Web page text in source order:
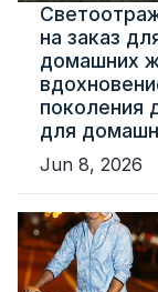
на заказ
домашних
поколения
для
Jun 8, 2026